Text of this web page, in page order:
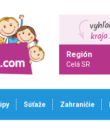
Región
Celá SR
Súťaže Zahraničie